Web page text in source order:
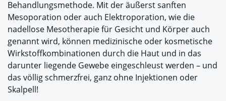
Behandlungsmethode. Mit der äußerst sanften
Mesoporation oder auch Elektroporation, wie die
nadellose Mesotherapie für Gesicht und Körper auch
genannt wird, können medizinische oder kosmetische
Wirkstoffkombinationen durch die Haut und in das
darunter liegende Gewebe eingeschleust werden – und
das völlig schmerzfrei, ganz ohne Injektionen oder
Skalpell!